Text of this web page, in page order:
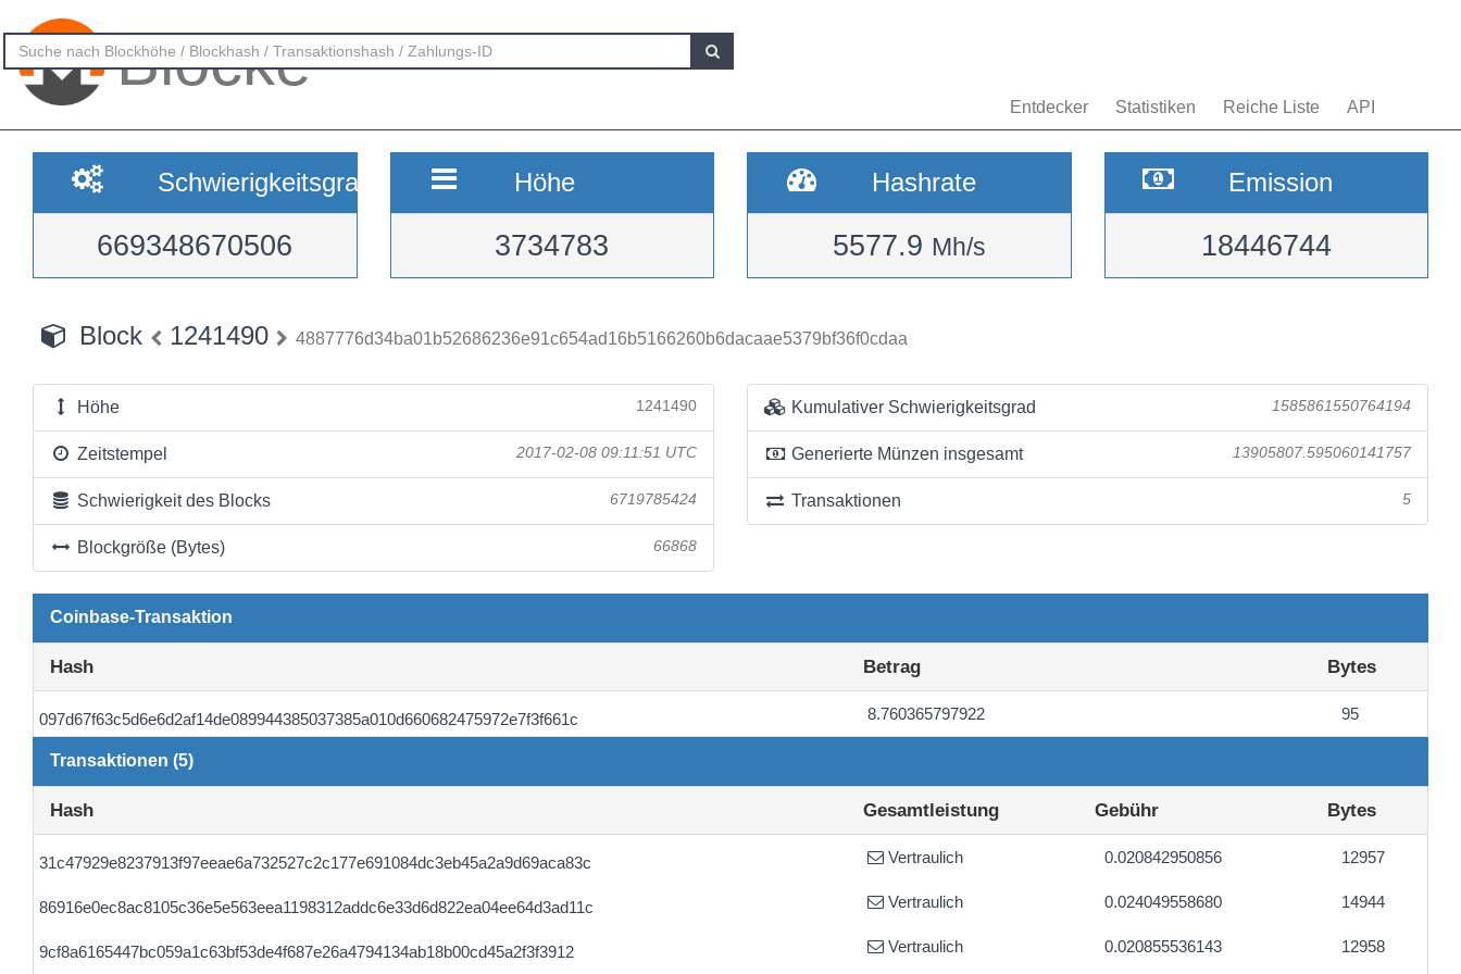
Blöcke
Entdecker Statistiken Reiche Liste API
Schwierigkeitsgrad
669348670506
Höhe
3734783
Hashrate
5577.9 Mh/s
Emission
18446744
Block 1241490 4887776d34ba01b52686236e91c654ad16b5166260b6dacaae5379bf36f0cdaa
Höhe 1241490
Zeitstempel 2017-02-08 09:11:51 UTC
Schwierigkeit des Blocks 6719785424
Blockgröße (Bytes) 66868
Kumulativer Schwierigkeitsgrad 1585861550764194
Generierte Münzen insgesamt 13905807.595060141757
Transaktionen 5
Coinbase-Transaktion
Hash Betrag Bytes
097d67f63c5d6e6d2af14de089944385037385a010d660682475972e7f3f661c 8.760365797922 95
Transaktionen (5)
Hash Gesamtleistung Gebühr Bytes
31c47929e8237913f97eeae6a732527c2c177e691084dc3eb45a2a9d69aca83c Vertraulich 0.020842950856 12957
86916e0ec8ac8105c36e5e563eea1198312addc6e33d6d822ea04ee64d3ad11c Vertraulich 0.024049558680 14944
9cf8a6165447bc059a1c63bf53de4f687e26a4794134ab18b00cd45a2f3f3912 Vertraulich 0.020855536143 12958